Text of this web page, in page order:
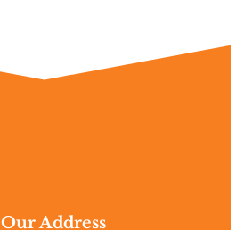
Our Address